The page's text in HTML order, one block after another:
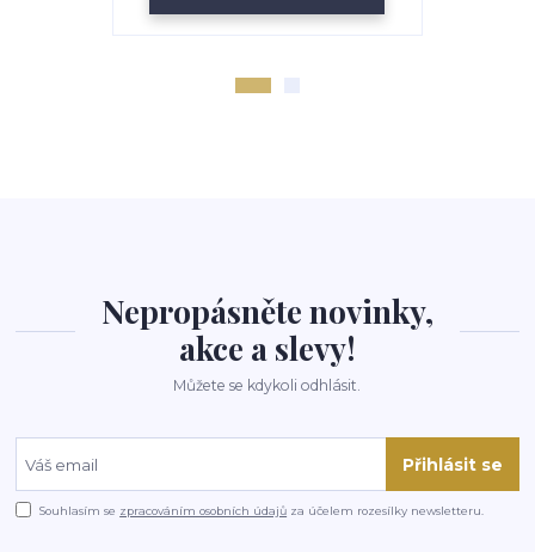
Nepropásněte novinky,
akce a slevy!
Můžete se kdykoli odhlásit.
Přihlásit se
Souhlasím se zpracováním osobních údajů za účelem rozesílky newsletteru.